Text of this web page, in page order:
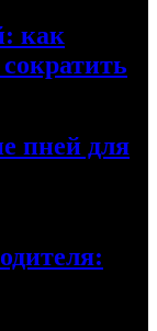
как
пней для